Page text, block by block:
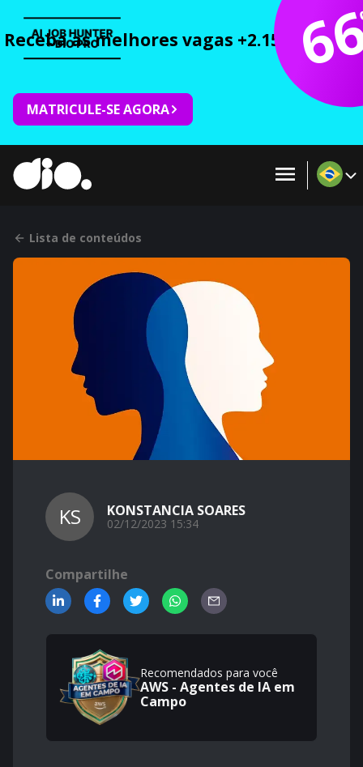
Receba as melhores vagas +2.150 cursos
MATRICULE-SE AGORA
Lista de conteúdos
KS KONSTANCIA SOARES
02/12/2023 15:34
Compartilhe
Recomendados para você
AWS - Agentes de IA em
Campo